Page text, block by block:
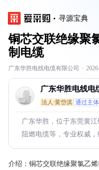
寻源宝典
铜芯交联绝缘聚
制电缆
广东华胜电线电缆有限公司 ·
广东华胜电线电
法人:黄岱淇 通过主
广东华胜，位于东莞黄江
阻燃电缆等，专业权威
介绍： 铜芯交联绝缘聚氯乙